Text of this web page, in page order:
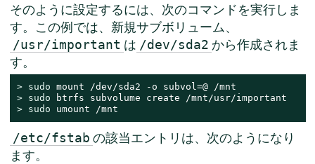
そのように設定するには、次のコマンドを実行しま
す。この例では、新規サブボリューム、
/usr/important は /dev/sda2 から作成されま
す。
> sudo
> sudo
> sudo umount /mnt
/etc/fstab の該当エントリは、次のようになり
ます。